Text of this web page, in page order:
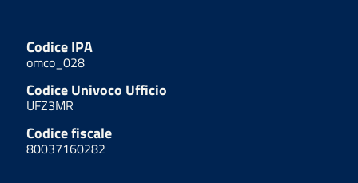
Codice IPA
omco_028
Codice Univoco Ufficio
UFZ3MR
Codice fiscale
80037160282